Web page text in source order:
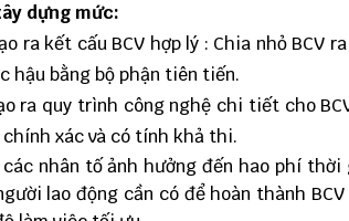
dựng mức:
ra kết cấu BCV hợp lý : Chia nhỏ
hậu bằng bộ phận tiên tiến.
ra quy trình công nghệ chi tiết cho
xác và có tính khả thi.
nhân tố ảnh hưởng đến hao phí
lao động cần có để hoàn thành